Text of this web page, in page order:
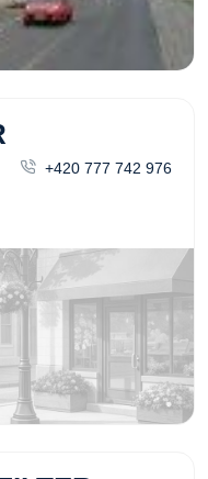
+420 777 742 976